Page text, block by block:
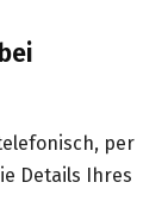
per
Details Ihres